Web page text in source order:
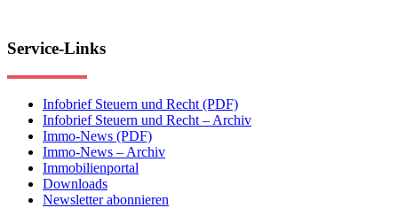
Service-Links
Infobrief Steuern und Recht (PDF)
Infobrief Steuern und Recht – Archiv
Immo-News (PDF)
Immo-News – Archiv
Immobilienportal
Downloads
Newsletter abonnieren